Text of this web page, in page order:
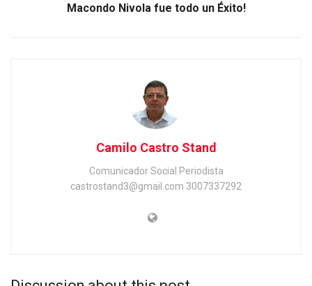
Macondo Nivola fue todo un Éxito!
Camilo Castro Stand
Comunicador Social Periodista
castrostand3@gmail.com 3007337292